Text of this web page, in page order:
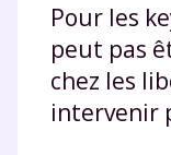
Pour les
peut pas
chez les
intervenir